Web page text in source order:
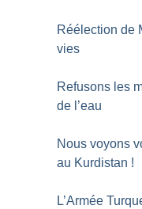
Réélection de
vies
Refusons les
de l’eau
Nous voyons
au Kurdistan !
L’Armée